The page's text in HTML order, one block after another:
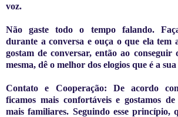
voz.
Não gaste todo o tempo falando.
durante a conversa e ouça o que ela tem
gostam de conversar, então ao conseguir
mesma, dê o melhor dos elogios que é a
Contato e Cooperação: De acordo
ficamos mais confortáveis ​​e gostamos
mais familiares. Seguindo esse princípio,